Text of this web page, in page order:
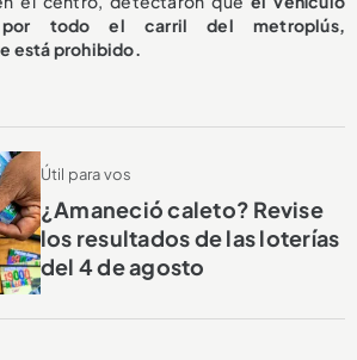
por todo el carril del metroplús,
está prohibido.
Útil para vos
¿Amaneció caleto? Revise
los resultados de las loterías
del 4 de agosto